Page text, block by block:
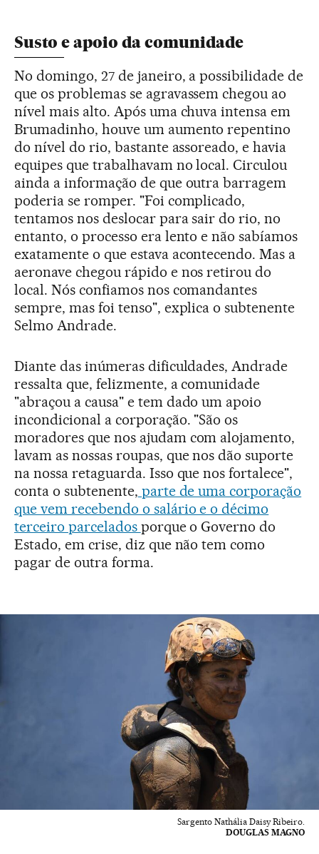
Susto e apoio da comunidade
No domingo, 27 de janeiro, a possibilidade de
que os problemas se agravassem chegou ao
nível mais alto. Após uma chuva intensa em
Brumadinho, houve um aumento repentino
do nível do rio, bastante assoreado, e havia
equipes que trabalhavam no local. Circulou
ainda a informação de que outra barragem
poderia se romper. "Foi complicado,
tentamos nos deslocar para sair do rio, no
entanto, o processo era lento e não sabíamos
exatamente o que estava acontecendo. Mas a
aeronave chegou rápido e nos retirou do
local. Nós confiamos nos comandantes
sempre, mas foi tenso", explica o subtenente
Selmo Andrade.
Diante das inúmeras dificuldades, Andrade
ressalta que, felizmente, a comunidade
"abraçou a causa" e tem dado um apoio
incondicional a corporação. "São os
moradores que nos ajudam com alojamento,
lavam as nossas roupas, que nos dão suporte
na nossa retaguarda. Isso que nos fortalece",
conta o subtenente, parte de uma corporação
que vem recebendo o salário e o décimo
terceiro parcelados porque o Governo do
Estado, em crise, diz que não tem como
pagar de outra forma.
Sargento Nathália Daisy Ribeiro.
DOUGLAS MAGNO